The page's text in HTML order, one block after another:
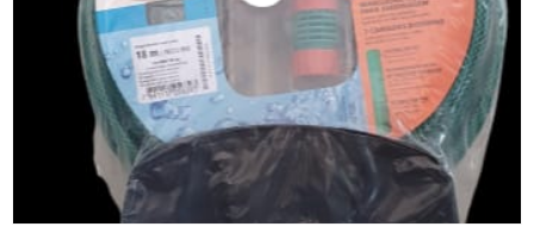
18 MTS.
25 MTS.